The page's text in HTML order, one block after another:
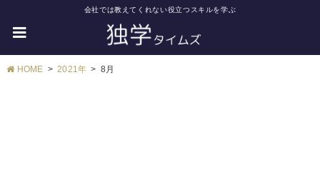
会社では教えてくれない役立つスキルを学ぶ
HOME 2021年 8月